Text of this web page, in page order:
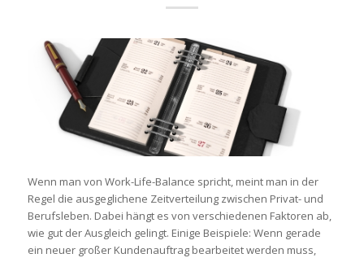
Wenn man von Work-Life-Balance spricht, meint man in der
Regel die ausgeglichene Zeitverteilung zwischen Privat- und
Berufsleben. Dabei hängt es von verschiedenen Faktoren ab,
wie gut der Ausgleich gelingt. Einige Beispiele: Wenn gerade
ein neuer großer Kundenauftrag bearbeitet werden muss,